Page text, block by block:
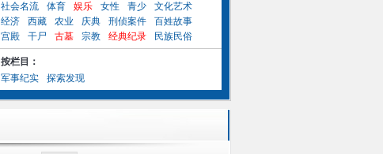
社会名流
体育 娱乐 女性 青少
文化艺术
经济
西藏 农业 庆典 刑侦案件
百姓故事
宫殿
干尸 古墓 宗教 经典纪录 民族民俗
按栏目：
军事纪实
探索发现